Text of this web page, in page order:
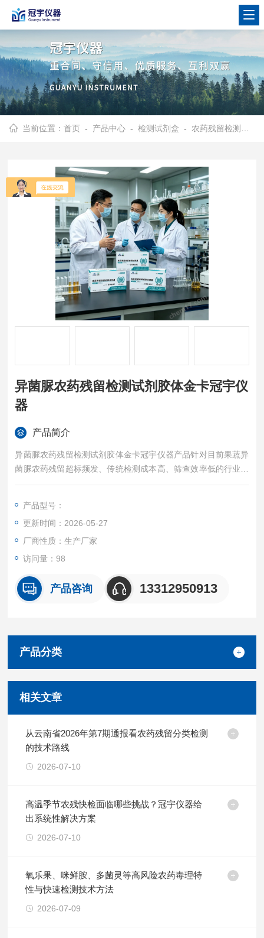
当前位置：首页 - 产品中心 -检测试剂盒 - 农药残留检测试剂
异菌脲农药残留检测试剂胶体金卡冠宇仪
器
产品简介
异菌脲农药残留检测试剂胶体金卡冠宇仪器产品针对目前果蔬异
菌脲农药残留超标频发、传统检测成本高、筛查效率低的行业痛
点，冠宇仪器制造（江苏）有限公司结合地域检测需求、市场常
农药残留检测卡批量筛查方案。
产品型号：
更新时间：2026-05-27
厂商性质：生产厂家
访问量：98
产品咨询 13312950913
产品分类
相关文章
从云南省2026年第7期通报看农药残留分类检测
的技术路线
2026-07-10
高温季节农残快检面临哪些挑战？冠宇仪器给
出系统性解决方案
2026-07-10
氧乐果、咪鲜胺、多菌灵等高风险农药毒理特
性与快速检测技术方法
2026-07-09